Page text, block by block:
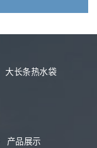
大长条热水袋
产品展示